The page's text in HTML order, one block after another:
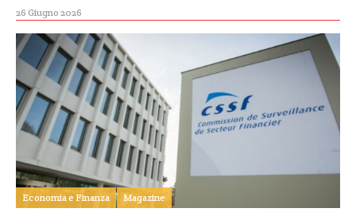
26 Giugno 2026
Economia e Finanza Magazine